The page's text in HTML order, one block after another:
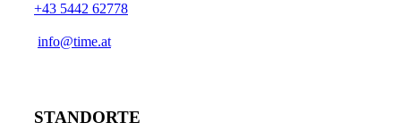
+43 5442 62778
info@time.at
STANDORTE